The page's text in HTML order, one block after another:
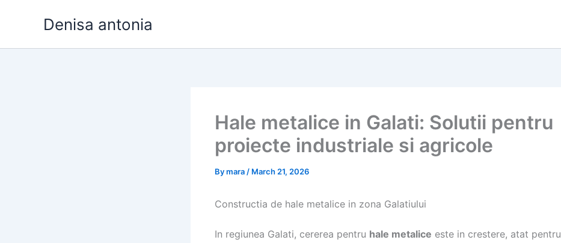
Denisa antonia
Hale metalice in Galati: Solutii pentru
proiecte industriale si agricole
Bymara / March 21, 2026
Constructia de hale metalice in zona Galatiului
In regiunea Galati, cererea pentru hale metalice este in crestere, atat pentru